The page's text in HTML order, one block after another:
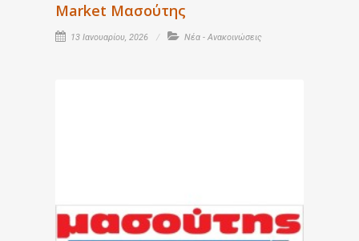
Market Μασούτης
13 Ιανουαρίου, 2026 Νέα - Ανακοινώσεις